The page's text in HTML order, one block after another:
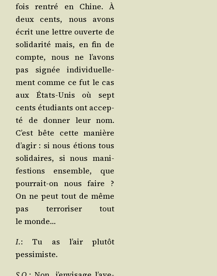
fois ren­tré en Chine. À
deux cents, nous avons
écrit une lettre ouverte de
soli­da­ri­té mais, en fin de
compte, nous ne l’a­vons
pas signée indi­vi­duel­le­
ment comme ce fut le cas
aux États-Unis où sept
cents étu­diants ont accep­
té de don­ner leur nom.
C’est bête cette manière
d’a­gir : si nous étions tous
soli­daires, si nous mani­
fes­tions ensemble, que
pour­rait-on nous faire ?
On ne peut tout de même
pas ter­ro­ri­ser tout
le monde…
I.: Tu as l’air plu­tôt
pessimiste.